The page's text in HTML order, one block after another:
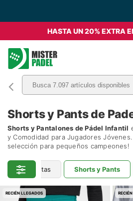
HASTA UN 20% EXTRA
Shorts y Pants de
Shorts y Pantalones de Pádel Infantil
y Comodidad para Jugadores
selección para pequeños campeones!
y Camisetas Shorts y Pants
RECIÉN LLEGADOS